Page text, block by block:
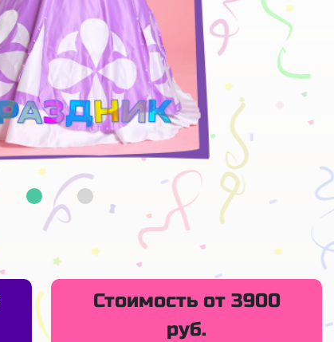
Стоимость от 3900
руб.